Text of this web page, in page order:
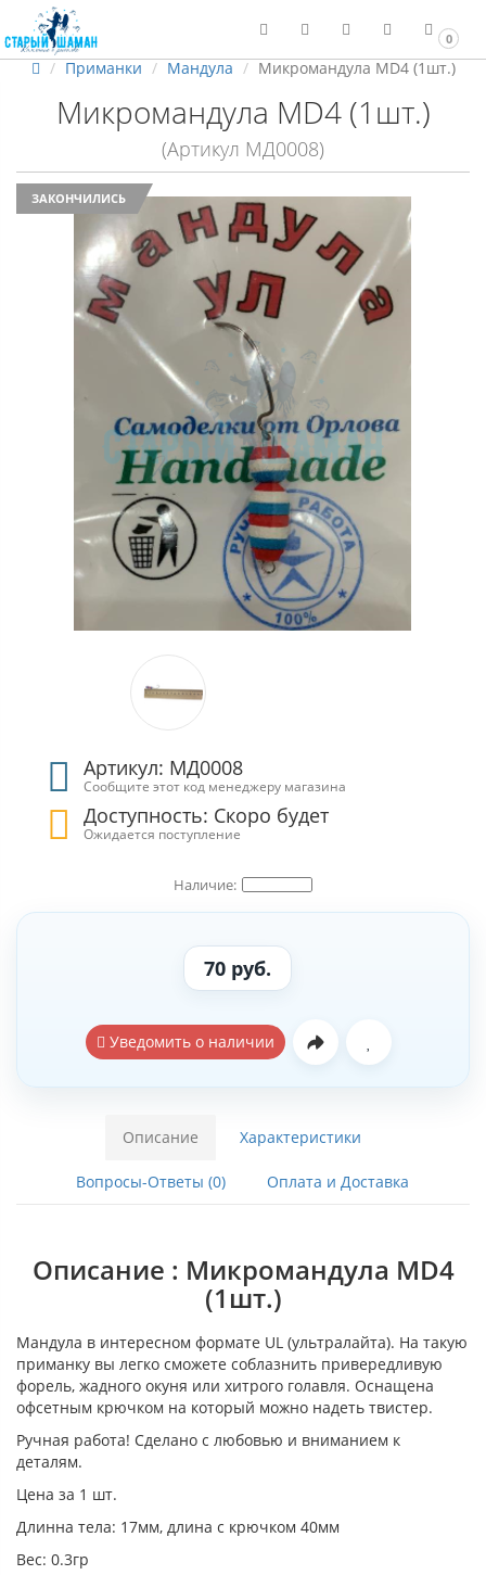
0
Приманки Мандула Микромандула MD4 (1шт.)
Микромандула MD4 (1шт.)
(Артикул МД0008)
ЗАКОНЧИЛИСЬ
Артикул: МД0008
Сообщите этот код менеджеру магазина
Доступность: Скоро будет
Ожидается поступление
70 руб.
Уведомить о наличии
Описание Характеристики
Вопросы-Ответы (0) Оплата и Доставка
Описание : Микромандула MD4
(1шт.)
Мандула в интересном формате UL (ультралайта). На такую
приманку вы легко сможете соблазнить привередливую
форель, жадного окуня или хитрого голавля. Оснащена
офсетным крючком на который можно надеть твистер.
Ручная работа! Сделано с любовью и вниманием к
деталям.
Цена за 1 шт.
Длинна тела: 17мм, длина с крючком 40мм
Вес: 0.3гр